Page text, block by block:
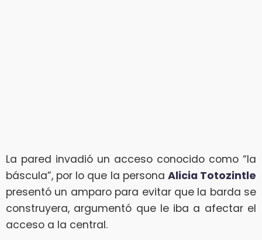
La pared invadió un acceso conocido como “la
báscula”, por lo que la persona Alicia Totozintle
presentó un amparo para evitar que la barda se
construyera, argumentó que le iba a afectar el
acceso a la central.